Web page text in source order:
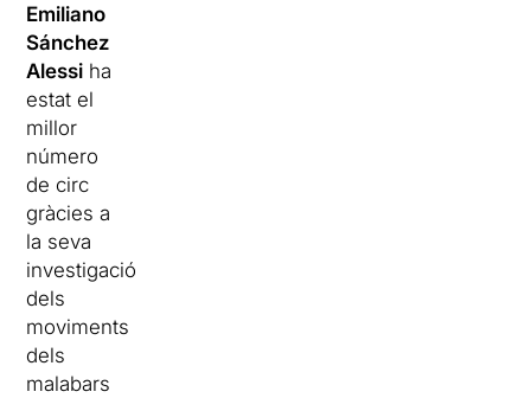
Emiliano
Sánchez
Alessi ha
estat el
millor
número
de circ
gràcies a
la seva
investigació
dels
moviments
dels
malabars